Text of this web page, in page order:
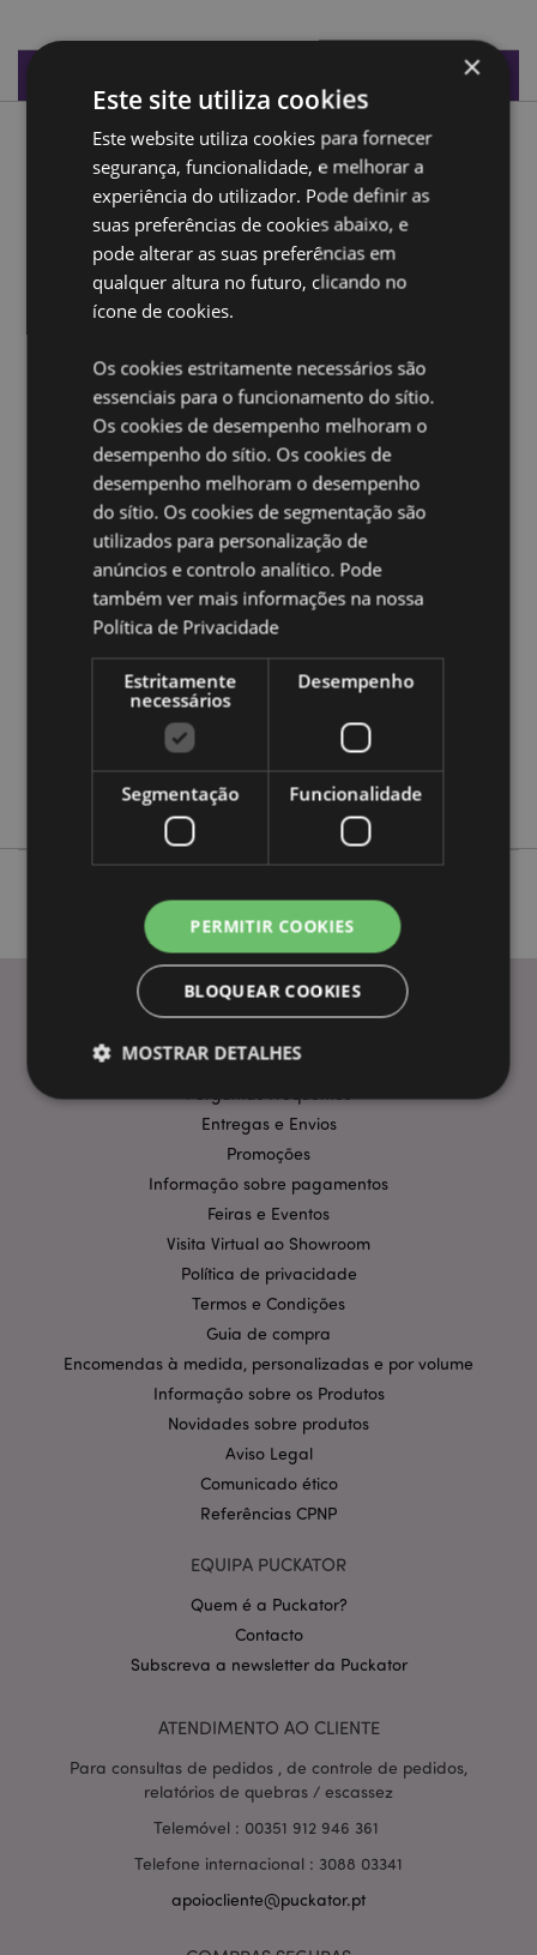
Descrição do Produto
Cartas de jogo Natal Botánico
Material:Cartão e Papel
Número de cartas na baralha: 52 mais 2 Jokers
Feriado Sazonal/Ocasião Festiva:
Ampliar informação:
Quer saber mais acerca de comprar na Puckator?
a nossaGuia de informação para o cliente.
Caracteristicas do Produto
Informação
Altura 8.5cm Largura 6cm Profundidade 0.1cm
Pacote 9x6.5x2.5cm
5055071758638
120
0.113000
Não
Natal Botánico
INFORMAÇÃO
Entregas e Envios
Promoções
Informação sobre pagamentos
Feiras e Eventos
Visita Virtual ao Showroom
Política de privacidade
Termos e Condições
Guia de compra
Encomendas à medida, personalizadas e por volume
Informação sobre os Produtos
Novidades sobre produtos
Aviso Legal
Comunicado ético
Referências CPNP
EQUIPA PUCKATOR
Quem é a Puckator?
Contacto
Subscreva a newsletter da Puckator
ATENDIMENTO AO CLIENTE
Para consultas de pedidos , de controle de pedidos,
relatórios de quebras / escassez
Telemóvel : 00351 912 946 361
Telefone internacional : 3088 03341
apoiocliente@puckator.pt
×
Este site utiliza cookies
Este website utiliza cookies para fornecer
segurança, funcionalidade, e melhorar a
experiência do utilizador. Pode definir as
suas preferências de cookies abaixo, e
pode alterar as suas preferências em
qualquer altura no futuro, clicando no
ícone de cookies.
Os cookies estritamente necessários são
essenciais para o funcionamento do sítio.
Os cookies de desempenho melhoram o
desempenho do sítio. Os cookies de
desempenho melhoram o desempenho
do sítio. Os cookies de segmentação são
utilizados para personalização de
anúncios e controlo analítico. Pode
também ver mais informações na nossa
Política de Privacidade
Estritamente
necessários
Desempenho
Segmentação Funcionalidade
PERMITIR COOKIES
BLOQUEAR COOKIES
MOSTRAR DETALHES
Estritamente necessários
Segmentação
Funcionalidade
Os cookies estritamente necessários permitem
funcionalidades centrais do website, tais como login
de utilizador e gestão de conta. O sítio web não
pode ser utilizado correctamente sem os cookies
estritamente necessários.
Domínio
CookieScriptConsent
CookieScript
mage-cache-storage-section-
Adobe Inc.
.www.puckator.pt
Política de Privacidade da
Google